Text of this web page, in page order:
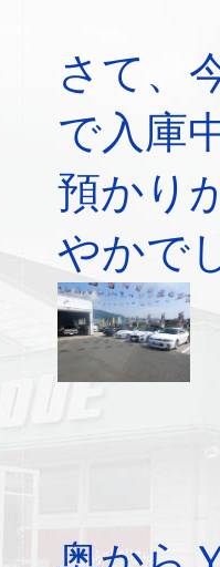
さて、
で入庫
預かり
やかで